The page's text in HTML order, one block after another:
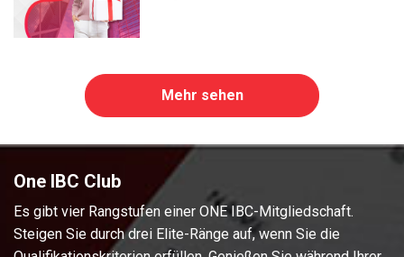
Mehr sehen
One IBC Club
Es gibt vier Rangstufen einer ONE IBC-Mitgliedschaft.
Steigen Sie durch drei Elite-Ränge auf, wenn Sie die